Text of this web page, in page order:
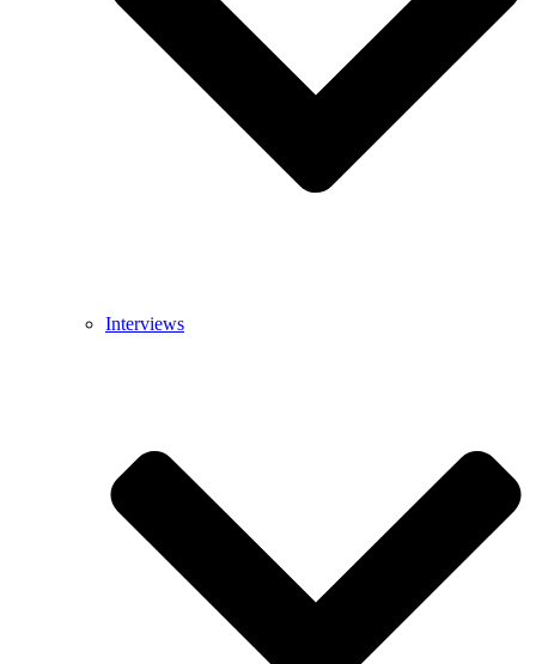
Interviews